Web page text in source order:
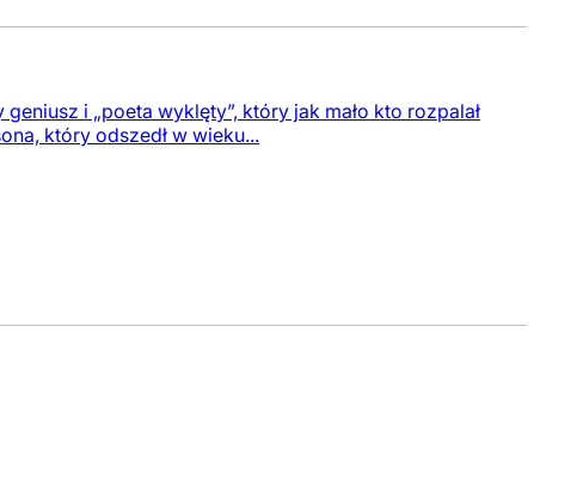
i „poeta wyklęty”, który jak mało kto rozpalał
który odszedł w wieku...